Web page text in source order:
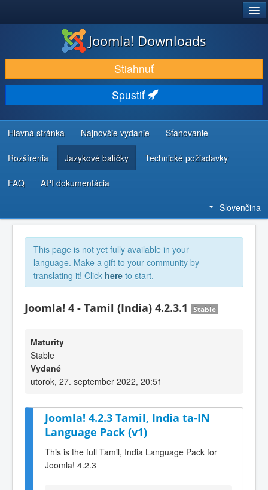
STIAHNUŤ & ROZŠÍRIŤ
OBJAVUJTE & UČTE SA
KOMUNITA & PODPORA
ZDROJE INFORMÁCIÍ PRE VÝVOJÁROV
Joomla! Downloads
Stiahnuť
Spustiť
Hlavná stránka Najnovšie vydanie Sťahovanie
Rozšírenia Jazykové balíčky Technické požiadavky
FAQ API dokumentácia
Slovenčina
This page is not yet fully available in your
language. Make a gift to your community by
translating it! Click here to start.
Joomla! 4 - Tamil (India) 4.2.3.1 Stable
Maturity
Stable
Vydané
utorok, 27. september 2022, 20:51
Joomla! 4.2.3 Tamil, India ta-IN
Language Pack (v1)
This is the full Tamil, India Language Pack for
Joomla! 4.2.3